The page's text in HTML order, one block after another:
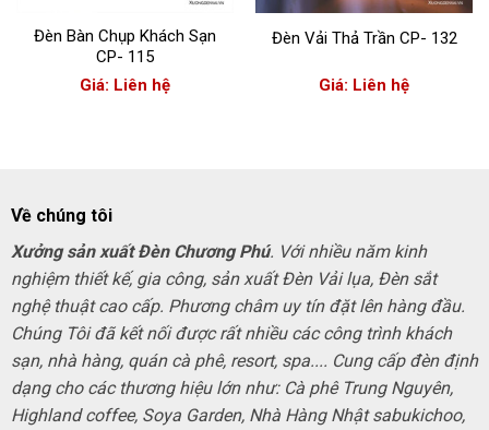
Đèn Bàn Chụp Khách Sạn
CP- 115
Giá: Liên hệ
Đèn Vải Thả Trần CP- 132
Giá: Liên hệ
Về chúng tôi
Xưởng sản xuất Đèn Chương Phú. Với nhiều năm kinh
nghiệm thiết kế, gia công, sản xuất Đèn Vải lụa, Đèn sắt
nghệ thuật cao cấp. Phương châm uy tín đặt lên hàng đầu.
Chúng Tôi đã kết nối được rất nhiều các công trình khách
sạn, nhà hàng, quán cà phê, resort, spa.... Cung cấp đèn định
dạng cho các thương hiệu lớn như: Cà phê Trung Nguyên,
Highland coffee, Soya Garden, Nhà Hàng Nhật sabukichoo,